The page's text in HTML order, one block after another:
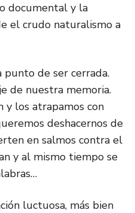
documental y la
el crudo naturalismo a
punto de ser cerrada.
de nuestra memoria.
y los atrapamos con
deshacernos de
en salmos contra el
y al mismo tiempo se
luctuosa, más bien